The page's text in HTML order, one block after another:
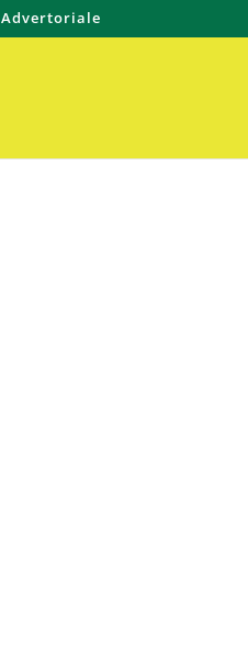
Advertoriale